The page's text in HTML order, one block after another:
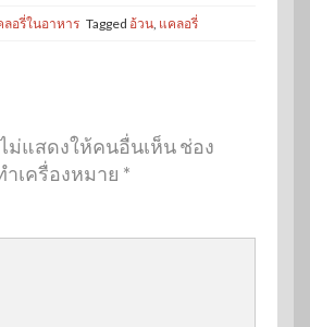
ลอรี่ในอาหาร Tagged อ้วน, แคลอรี่
ม่แสดงให้คนอื่นเห็นช่อง
เครื่องหมาย *